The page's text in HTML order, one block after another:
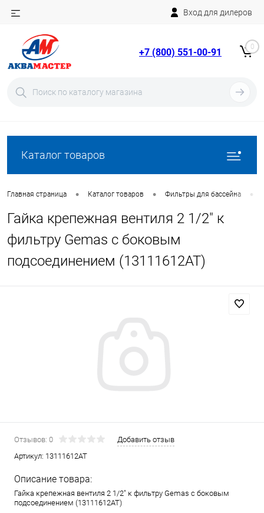
Вход для дилеров
+7 (800) 551-00-91 0
Каталог товаров
Главная страница • Каталог товаров • Фильтры для бассейна •
Гайка крепежная вентиля 2 1/2" к
фильтру Gemas с боковым
подсоединением (13111612AT)
Отзывов: 0
Добавить отзыв
Артикул: 13111612AT
Описание товара:
Гайка крепежная вентиля 2 1/2" к фильтру Gemas с боковым
подсоединением (13111612AT)